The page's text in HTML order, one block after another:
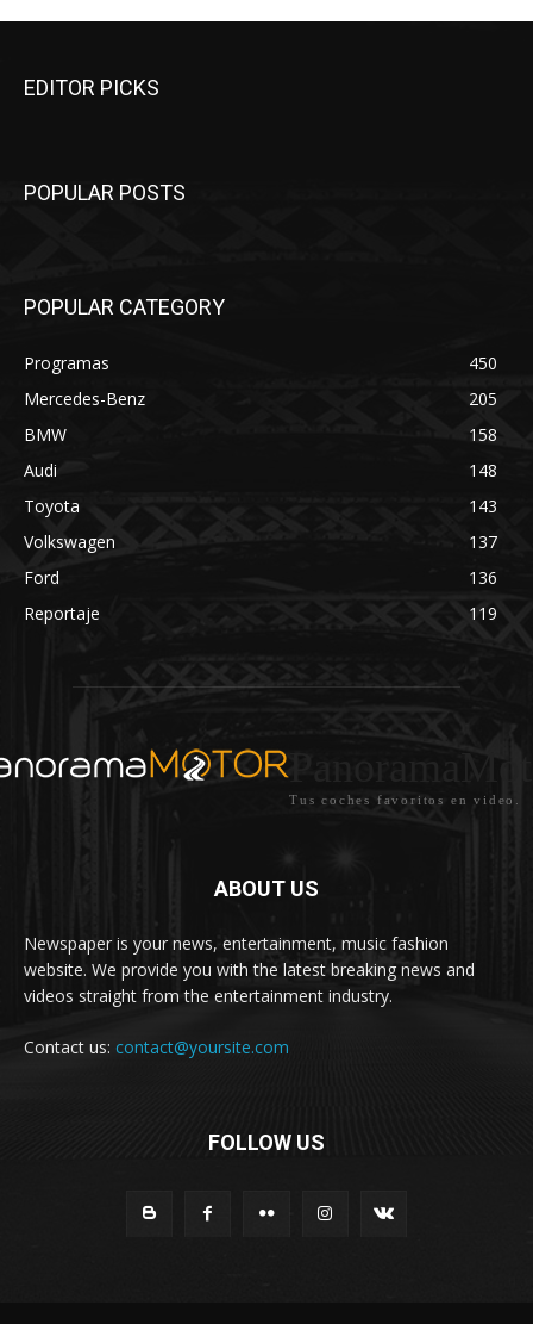
EDITOR PICKS
POPULAR POSTS
POPULAR CATEGORY
Programas
450
Mercedes-Benz
205
BMW
158
Audi
148
Toyota
143
Volkswagen
137
Ford
136
Reportaje
119
Tus coches favoritos en video.
ABOUT US
Newspaper is your news, entertainment, music fashion
website. We provide you with the latest breaking news and
videos straight from the entertainment industry.
Contact us: contact@yoursite.com
FOLLOW US